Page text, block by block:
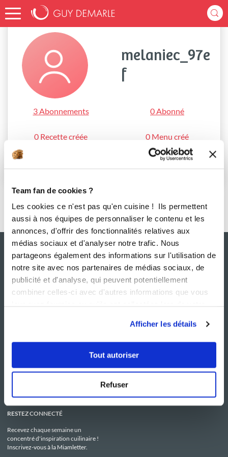
Team fan de cookies ?
Les cookies ce n'est pas qu'en cuisine ! Ils permettent
aussi à nos équipes de personnaliser le contenu et les
annonces, d'offrir des fonctionnalités relatives aux
médias sociaux et d'analyser notre trafic. Nous
partageons également des informations sur l'utilisation de
notre site avec nos partenaires de médias sociaux, de
publicité et d'analyse, qui peuvent potentiellement
combiner celles-ci avec d'autres informations que vous
Afficher les détails
Tout autoriser
Refuser
Accueil melaniec_97ef
melaniec_97e
f
3 Abonnements 0 Abonné
0 Recette créée 0 Menu créé
Le Mag'
Boutique
C.G.U
Politique de confidentialité
Utilisation des Cookies
RESTEZ CONNECTÉ
Recevez chaque semaine un
concentré d'inspiration cuilinaire !
Inscrivez-vous à la Miamletter.